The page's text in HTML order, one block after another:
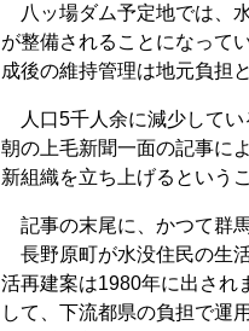
八ッ場ダム予定地では、
が整備されることになって
成後の維持管理は地元負担
人口5千人余に減少してい
朝の上毛新聞一面の記事に
新組織を立ち上げるという
記事の末尾に、かつて群
長野原町が水没住民の生
活再建案は1980年に出され
して、下流都県の負担で運